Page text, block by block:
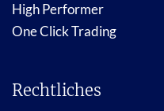
High Performer
One Click Trading
Rechtliches